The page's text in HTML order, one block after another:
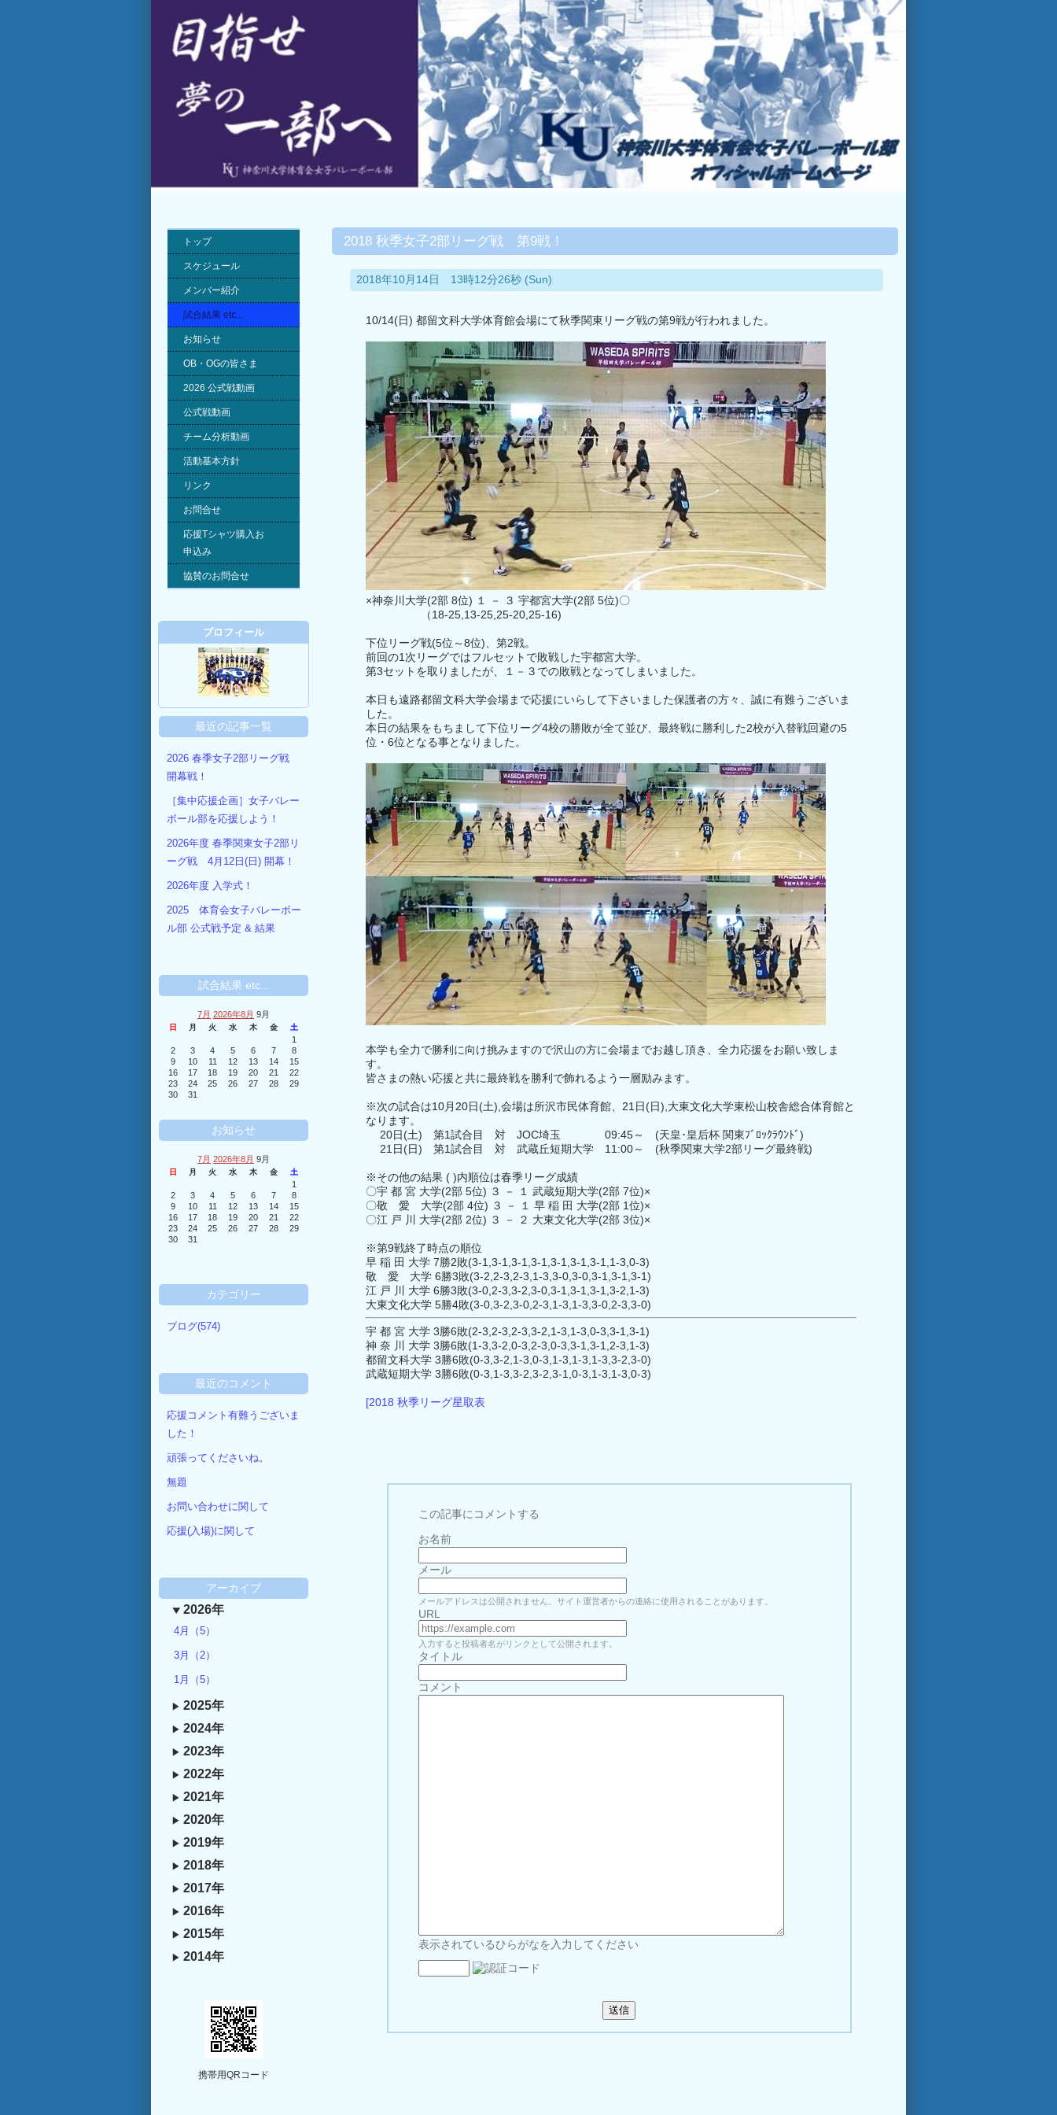
2018 秋季女子2部リーグ戦 第9戦！
2018年10月14日 13時12分26秒 (Sun)
10/14(日) 都留文科大学体育館会場にて秋季関東リーグ戦の第9戦が行われました。
×神奈川大学(2部 8位) １ － ３ 宇都宮大学(2部 5位)〇
（18-25,13-25,25-20,25-16)
下位リーグ戦(5位～8位)、第2戦。
前回の1次リーグではフルセットで敗戦した宇都宮大学。
第3セットを取りましたが、１－３での敗戦となってしまいました。
本日も遠路都留文科大学会場まで応援にいらして下さいました保護者の方々、誠に有難うございま
した。
本日の結果をもちまして下位リーグ4校の勝敗が全て並び、最終戦に勝利した2校が入替戦回避の5
位・6位となる事となりました。
本学も全力で勝利に向け挑みますので沢山の方に会場までお越し頂き、全力応援をお願い致しま
す。
皆さまの熱い応援と共に最終戦を勝利で飾れるよう一層励みます。
※次の試合は10月20日(土),会場は所沢市民体育館、21日(日),大東文化大学東松山校舎総合体育館と
なります。
20日(土) 第1試合目 対 JOC埼玉 09:45～ (天皇･皇后杯 関東ﾌﾞﾛｯｸﾗｳﾝﾄﾞ)
21日(日) 第1試合目 対 武蔵丘短期大学 11:00～ (秋季関東大学2部リーグ最終戦)
※その他の結果 ( )内順位は春季リーグ成績
〇宇 都 宮 大学(2部 5位) ３ － １ 武蔵短期大学(2部 7位)×
〇敬 愛 大学(2部 4位) ３ － １ 早 稲 田 大学(2部 1位)×
〇江 戸 川 大学(2部 2位) ３ － ２ 大東文化大学(2部 3位)×
※第9戦終了時点の順位
早 稲 田 大学 7勝2敗(3-1,3-1,3-1,3-1,3-1,3-1,3-1,1-3,0-3)
敬 愛 大学 6勝3敗(3-2,2-3,2-3,1-3,3-0,3-0,3-1,3-1,3-1)
江 戸 川 大学 6勝3敗(3-0,2-3,3-2,3-0,3-1,3-1,3-1,3-2,1-3)
大東文化大学 5勝4敗(3-0,3-2,3-0,2-3,1-3,1-3,3-0,2-3,3-0)
宇 都 宮 大学 3勝6敗(2-3,2-3,2-3,3-2,1-3,1-3,0-3,3-1,3-1)
神 奈 川 大学 3勝6敗(1-3,3-2,0-3,2-3,0-3,3-1,3-1,2-3,1-3)
都留文科大学 3勝6敗(0-3,3-2,1-3,0-3,1-3,1-3,1-3,3-2,3-0)
武蔵短期大学 3勝6敗(0-3,1-3,3-2,3-2,3-1,0-3,1-3,1-3,0-3)
[2018 秋季リーグ星取表
この記事にコメントする
お名前
メール
メールアドレスは公開されません。サイト運営者からの連絡に使用されることがあります。
URL
入力すると投稿者名がリンクとして公開されます。
タイトル
コメント
表示されているひらがなを入力してください
トップ
スケジュール
メンバー紹介
試合結果 etc...
お知らせ
OB・OGの皆さま
2026 公式戦動画
公式戦動画
チーム分析動画
活動基本方針
リンク
お問合せ
応援Tシャツ購入お
申込み
協賛のお問合せ
プロフィール
最近の記事一覧
2026 春季女子2部リーグ戦
開幕戦！
［集中応援企画］女子バレー
ボール部を応援しよう！
2026年度 春季関東女子2部リ
ーグ戦 4月12日(日) 開幕！
2026年度 入学式！
2025 体育会女子バレーボー
ル部 公式戦予定 & 結果
試合結果 etc...
7月 2026年8月 9月
日 月 火 水 木 金 土
1
2
3 4 5 6 7
8
9
10 11 12 13 14
15
16
17 18 19 20 21
22
23
24 25 26 27 28
29
30
31
お知らせ
7月 2026年8月 9月
日 月 火 水 木 金 土
1
2
3 4 5 6 7
8
9
10 11 12 13 14
15
16
17 18 19 20 21
22
23
24 25 26 27 28
29
30
31
カテゴリー
ブログ(574)
最近のコメント
応援コメント有難うございま
した！
頑張ってくださいね。
無題
お問い合わせに関して
応援(入場)に関して
アーカイブ
2026年
4月（5）
3月（2）
1月（5）
2025年
2024年
2023年
2022年
2021年
2020年
2019年
2018年
2017年
2016年
2015年
2014年
携帯用QRコード